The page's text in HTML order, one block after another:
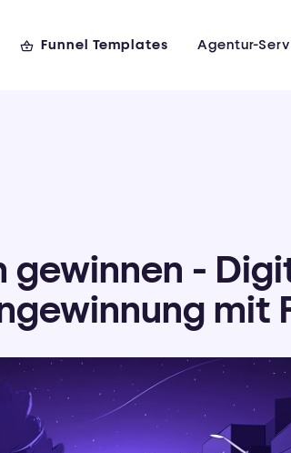
Funnel Templates Agentur-
gewinnen -
mit